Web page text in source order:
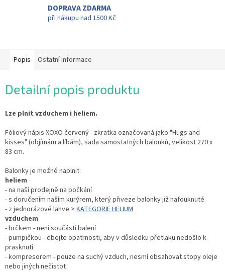
DOPRAVA ZDARMA
při nákupu nad 1500 Kč
Popis Ostatní informace
Detailní popis produktu
Lze plnit vzduchem i heliem.
Fóliový nápis XOXO červený - zkratka označovaná jako "Hugs and
kisses" (objímám a líbám), sada samostatných balonků, velikost 270 x
83 cm.
Balonky je možné naplnit:
heliem
- na naší prodejně na počkání
- s doručením naším kurýrem, který přiveze balonky již nafouknuté
- z jednorázové lahve > KATEGORIE HELIUM
vzduchem
- brčkem - není součástí balení
- pumpičkou - dbejte opatrnosti, aby v důsledku přetlaku nedošlo k
prasknutí
- kompresorem - pouze na suchý vzduch, nesmí obsahovat stopy oleje
nebo jiných nečistot